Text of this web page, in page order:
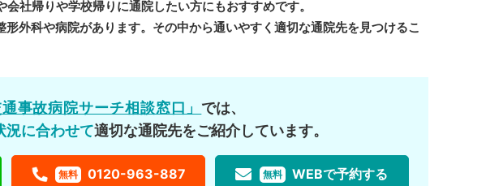
社帰りや学校帰りに通院したい方にもおすすめです。
形外科や病院があります。その中から通いやすく適切な通院先を見つけるこ
通事故病院サーチ相談窓口」 では、
況に合わせて適切な通院先をご紹介しています。
無料 0120-963-887 無料 WEBで予約する